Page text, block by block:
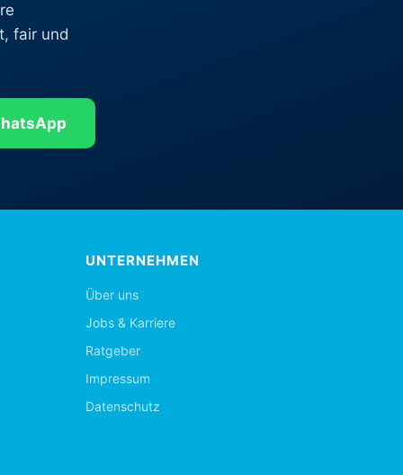
fair und
UNTERNEHMEN
Über uns
Jobs & Karriere
Ratgeber
Impressum
Datenschutz